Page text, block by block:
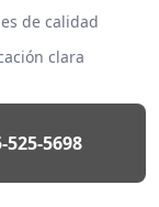
de calidad
clara
525-5698